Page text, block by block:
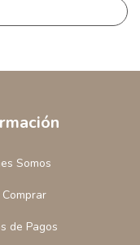
Somos
Comprar
de Pagos